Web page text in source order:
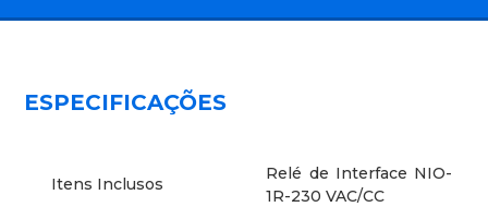
ESPECIFICAÇÕES
Itens Inclusos
Relé de Interface NIO-
1R-230 VAC/CC